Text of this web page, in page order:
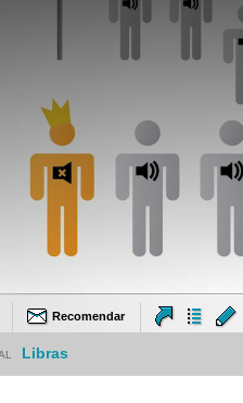
Recomendar
Libras